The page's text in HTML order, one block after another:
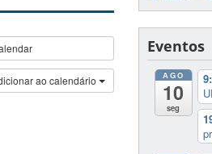
ao calendário
Eventos
AGO
10
seg